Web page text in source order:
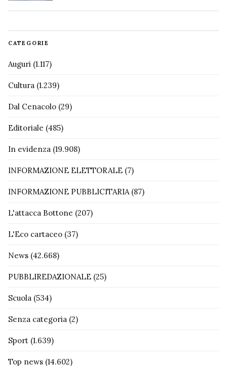
CATEGORIE
Auguri (1.117)
Cultura (1.239)
Dal Cenacolo (29)
Editoriale (485)
In evidenza (19.908)
INFORMAZIONE ELETTORALE (7)
INFORMAZIONE PUBBLICITARIA(87)
L'attacca Bottone (207)
L'Eco cartaceo (37)
News (42.668)
PUBBLIREDAZIONALE (25)
Scuola (534)
Senza categoria (2)
Sport (1.639)
Top news (14.602)